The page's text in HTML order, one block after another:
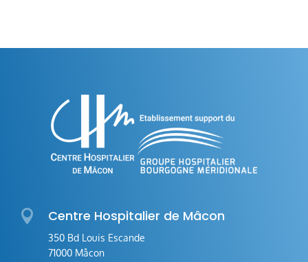
 Centre Hospitalier de Mâcon
350 Bd Louis Escande
71000 Mâcon